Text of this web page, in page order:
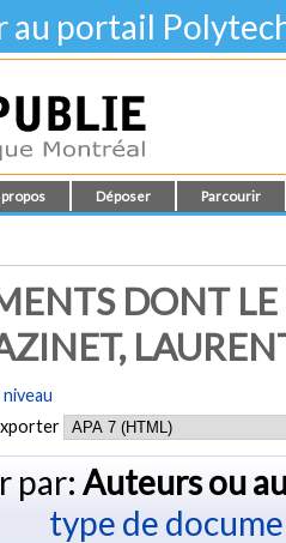
au portail
propos Déposer Parcourir
DONT
par: Auteurs ou
type de